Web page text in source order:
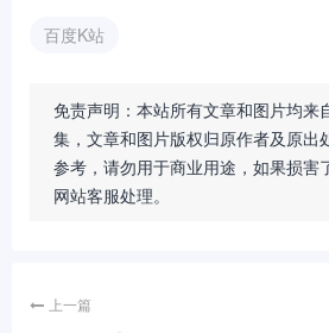
百度K站
免责声明：本站所有文章和图片均来
集，文章和图片版权归原作者及原出
参考，请勿用于商业用途，如果损害
网站客服处理。
上一篇